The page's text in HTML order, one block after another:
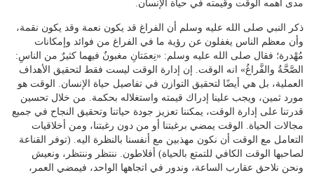
مدى أهمه الوقت وقيمته في حياة الإنسان.
ذكر النبي صلى الله عليه وسلم أن الفراغ قد يكون نعمة وقد يكون نقمة،
وأن معظم الناس يغفلون عن رؤية ما في الفراغ من فوائد وإمكانات
مُهْدرة؛ فقال صلى الله عليه وسلم: «نِعمَتانِ مغبونٌ فيهما كثيرٌ من الناسِ:
الصَّحَّةُ والفَّراغُ» انه الوقت. إن إدارة الوقت ليست فقط لتحقيق الأهداف
العملية، بل هي أيضًا لتحقيق التوازن في تفاصيل حياة الإنسان. الوقت هو
مورد ثمين، ويجب علينا إدراك قيمته واستغلاله بحكمة. من خلال تحسين
قدرتنا على إدارة الوقت، يمكننا تعزيز جودة حياتنا وتحقيق النجاح في جميع
مجالات الحياة. الوقت يمضي برغبتنا أو من دون رغبتنا، ومن أخلاقيات
التعامل مع الوقت أن نكون مهذبين مع أنفسنا بالنظرة اليه. (توفر القناعة
لصاحبها الوقت الكافي للتمتع بالحياة) أفلاطون. ننتظر وننتظر، ونعيش
ونحن نلاحق عقارب الساعة، وندور في اتجاهها الواحد، فيمضي العمر،